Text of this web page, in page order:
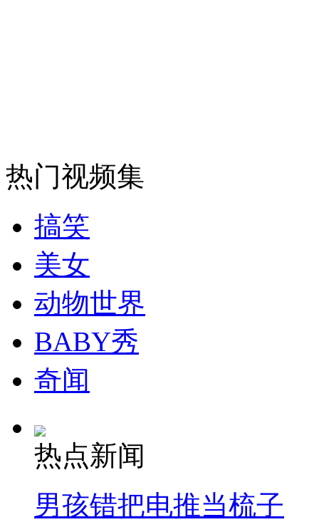
热门视频集
搞笑
美女
动物世界
BABY秀
奇闻
热点新闻
男孩错把电推当梳子